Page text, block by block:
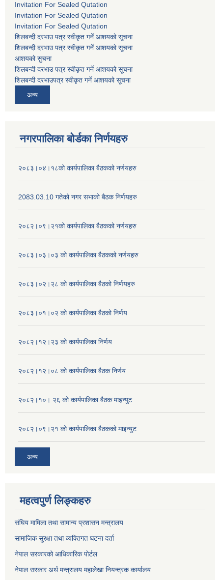
Invitation For Sealed Qutation
Invitation For Sealed Qutation
Invitation For Sealed Qutation
शिलबन्दी दरभाउ पत्र स्वीकृत गर्ने आशयको सूचना
शिलबन्दी दरभाउ पत्र स्वीकृत गर्ने आशयको सूचना
आशयको सुचना
शिलबन्दी दरभाउ पत्र स्वीकृत गर्ने आशयको सूचना
शिलबन्दी दरभाउपत्र स्वीकृत गर्ने आशयको सूचना
अन्य
नगरपालिका बोर्डका निर्णयहरु
२०८३।०४।१८को कार्यपालिका बैठकको नर्णयहरु
2083.03.10 गतेको नगर सभाको बैठक निर्णयहरु
२०८२।०९।२१को कार्यपालिका बैठकको नर्णयहरु
२०८३।०३।०३ को कार्यपालिका बैठकको नर्णयहरु
२०८३।०२।२८ को कार्यपालिका बैठको निर्णयहरु
२०८३।०१।०२ को कार्यपालिका बैठको निर्णय
२०८२।१२।२३ को कार्यपालिका निर्णय
२०८२।१२।०८ को कार्यपालिका बैठक निर्णय
२०८२।१०। २६ को कार्यपालिका बैठक माइन्युट
२०८२।०९।२१ को कार्यपालिका बैठकको माइन्युट
अन्य
महत्वपुर्ण लिङ्कहरु
संघिय मामिला तथा सामान्य प्रशासन मन्त्रालय
सामाजिक सुरक्षा तथा व्यक्तिगत घटना दर्ता
नेपाल सरकारको आधिकारिक पोर्टल
नेपाल सरकार अर्थ मन्त्रालय महालेखा नियन्त्रक कार्यालय